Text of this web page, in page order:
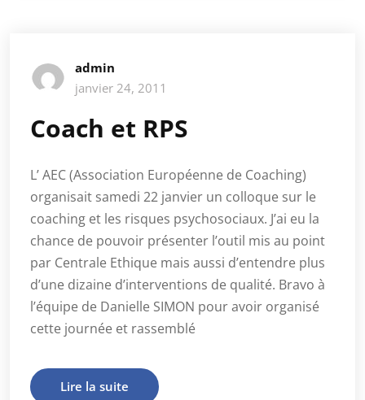
admin
janvier 24, 2011
Coach et RPS
L’ AEC (Association Européenne de Coaching)
organisait samedi 22 janvier un colloque sur le
coaching et les risques psychosociaux. J’ai eu la
chance de pouvoir présenter l’outil mis au point
par Centrale Ethique mais aussi d’entendre plus
d’une dizaine d’interventions de qualité. Bravo à
l’équipe de Danielle SIMON pour avoir organisé
cette journée et rassemblé
Lire la suite